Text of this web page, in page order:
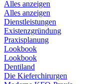
Alles anzeigen
Alles anzeigen
Dienstleistungen
Existenzgründung
Praxisplanung
Lookbook
Lookbook
Dentiland
Die Kieferchirurgen